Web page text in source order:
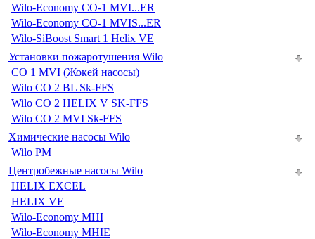
Wilo-Economy CO-1 MVI...ER
Wilo-Economy CO-1 MVIS...ER
Wilo-SiBoost Smart 1 Helix VE
Установки пожаротушения Wilo
CO 1 MVI (Жокей насосы)
Wilo CO 2 BL Sk-FFS
Wilo CO 2 HELIX V SK-FFS
Wilo CO 2 MVI Sk-FFS
Химические насосы Wilo
Wilo PM
Центробежные насосы Wilo
HELIX EXCEL
HELIX VE
Wilo-Economy MHI
Wilo-Economy MHIE